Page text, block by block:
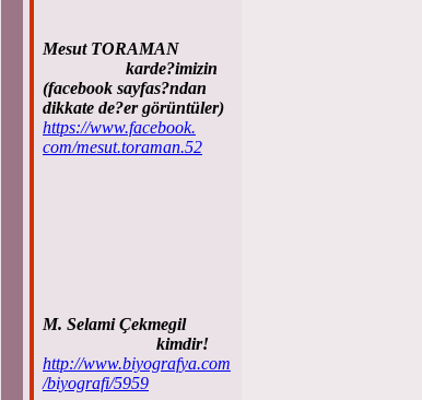
Mesut TORAMAN
karde?imizin
(facebook sayfas?ndan
dikkate de?er görüntüler)
https://www.facebook.
com/mesut.toraman.52
M. Selami Çekmegil
kimdir!
http://www.biyografya.com
/biyografi/5959